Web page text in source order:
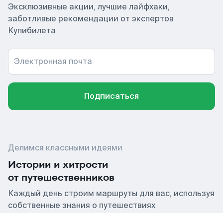
Эксклюзивные акции, лучшие лайфхаки,
заботливые рекомендации от экспертов
Купибилета
Электронная почта
Подписаться
Делимся классными идеями
Истории и хитрости
от путешественников
Каждый день строим маршруты для вас, используя
собственные знания о путешествиях